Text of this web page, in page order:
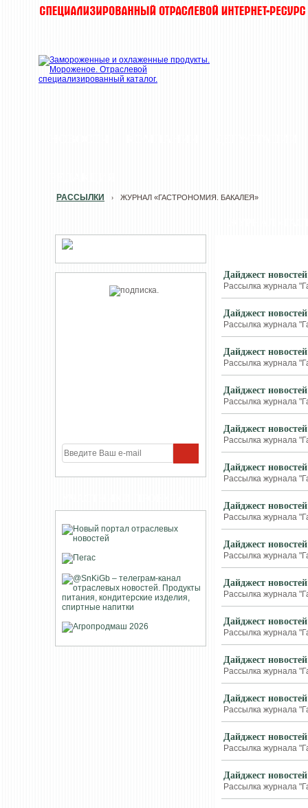
РАССЫЛКИ › ЖУРНАЛ «ГАСТРОНОМИЯ. БАКАЛЕЯ»
Дайджест
Рассылка журнала
Дайджест
Рассылка журнала
Дайджест
Рассылка журнала
Дайджест
Рассылка журнала
Дайджест
Рассылка журнала
Дайджест
Рассылка журнала
Дайджест
Рассылка журнала
Дайджест
Рассылка журнала
Дайджест
Рассылка журнала
Дайджест
Рассылка журнала
Дайджест
Рассылка журнала
Дайджест
Рассылка журнала
Дайджест
Рассылка журнала
Дайджест
Рассылка журнала